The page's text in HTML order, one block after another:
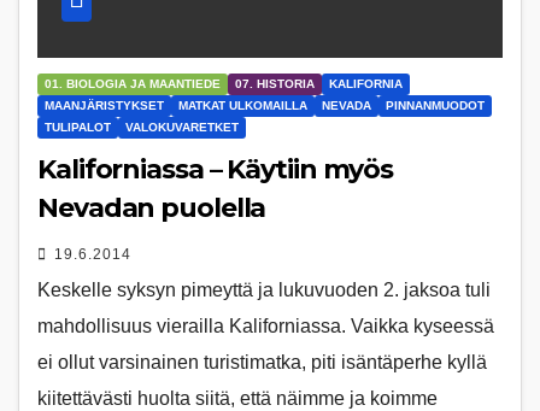
01. BIOLOGIA JA MAANTIEDE 07. HISTORIA
KALIFORNIA
MAANJÄRISTYKSET
MATKAT ULKOMAILLA NEVADA
PINNANMUODOT
TULIPALOT
VALOKUVARETKET
Kaliforniassa – Käytiin myös
Nevadan puolella
19.6.2014
Keskelle syksyn pimeyttä ja lukuvuoden 2. jaksoa tuli
mahdollisuus vierailla Kaliforniassa. Vaikka kyseessä
ei ollut varsinainen turistimatka, piti isäntäperhe kyllä
kiitettävästi huolta siitä, että näimme ja koimme